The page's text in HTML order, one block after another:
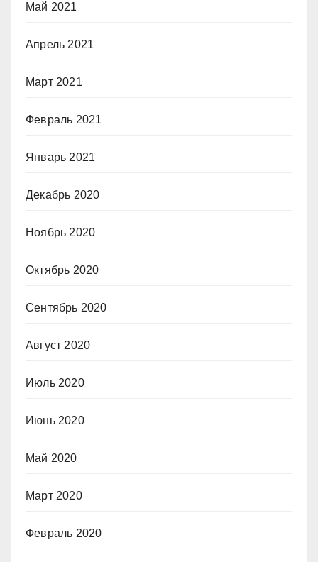
Май 2021
Апрель 2021
Март 2021
Февраль 2021
Январь 2021
Декабрь 2020
Ноябрь 2020
Октябрь 2020
Сентябрь 2020
Август 2020
Июль 2020
Июнь 2020
Май 2020
Март 2020
Февраль 2020